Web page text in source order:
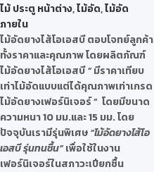
ไม้ ประตู หน้าต่าง,ไม้อัด,ไม้อัด
ภายใน
ไม้อัดยางไส้โอเอสบี ตอบโจทย์ลูกค้า
ทั้งราคาและคุณภาพ โดยผลิตภัณฑ์
ไม้อัดยางไส้โอเอสบี“มีราคาเทียบ
เท่าไม้อัดแบบแต่ได้คุณภาพเท่าเกรด
ไม้อัดยางเฟอร์นิเจอร์ ” โดยมีขนาด
ความหนา 10 มม.และ 15 มม. โดย
ปัจจุบันเรามีรุ่นพิเศษ“ไม้อัดยางไส้โอ
เอสบี รุ่นทนชื้น”เพื่อใช้ในงาน
เฟอร์นิเจอร์ในสภาวะเปียกชื้น